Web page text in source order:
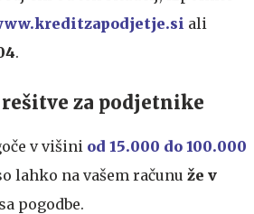
ali
.
za podjetnike
v višini od 15.000 do 100.000
lahko na vašem računu že v
pogodbe.